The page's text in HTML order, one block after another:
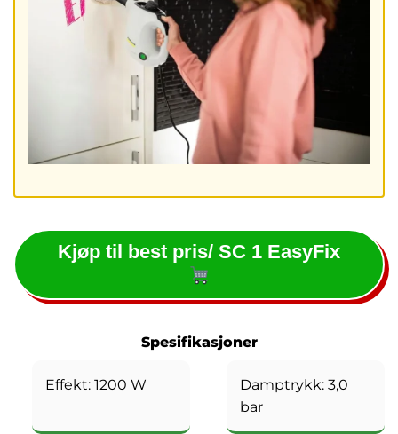
Kjøp til best pris/ SC 1 EasyFix
Spesifikasjoner
Effekt: 1200 W
Damptrykk: 3,0
bar